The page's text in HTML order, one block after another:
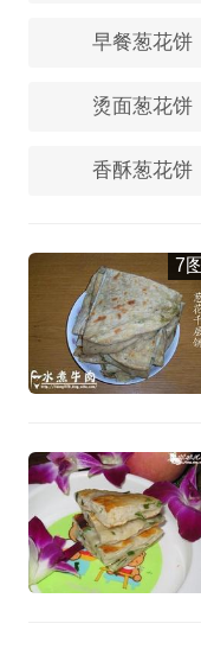
早餐葱花饼
烫面葱花饼
香酥葱花饼
7图